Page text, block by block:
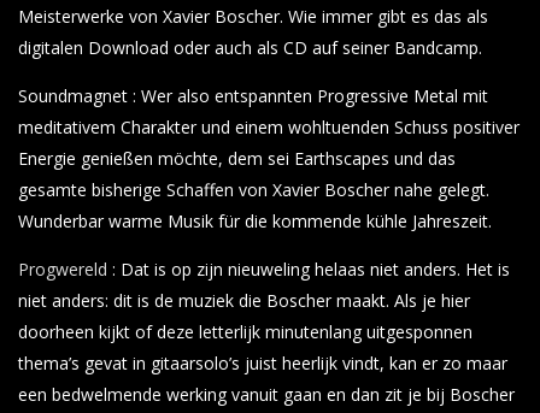
Meisterwerke von Xavier Boscher. Wie immer gibt es das als
digitalen Download oder auch als CD auf seiner Bandcamp.
Soundmagnet : Wer also entspannten Progressive Metal mit
meditativem Charakter und einem wohltuenden Schuss positiver
Energie genießen möchte, dem sei Earthscapes und das
gesamte bisherige Schaffen von Xavier Boscher nahe gelegt.
Wunderbar warme Musik für die kommende kühle Jahreszeit.
Progwereld : Dat is op zijn nieuweling helaas niet anders. Het is
niet anders: dit is de muziek die Boscher maakt. Als je hier
doorheen kijkt of deze letterlijk minutenlang uitgesponnen
thema’s gevat in gitaarsolo’s juist heerlijk vindt, kan er zo maar
een bedwelmende werking vanuit gaan en dan zit je bij Boscher